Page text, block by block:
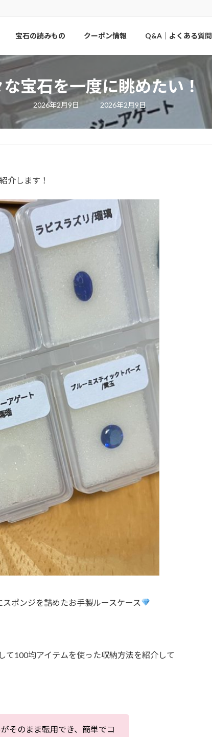
宝石の読みもの クーポン情報 Q&A｜よくある質問
宝石を一度に眺めたい！
2026年2月9日
最
更
新
2026年2月9日
介します！
ポンジを詰めたお手製ルースケース
て100均アイテムを使った収納方法を紹介して
そのまま転用でき、簡単でコ